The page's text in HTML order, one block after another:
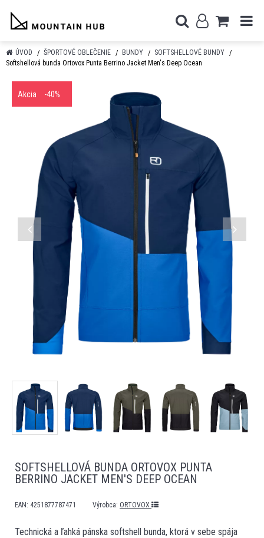
ÚVOD ŠPORTOVÉ OBLEČENIE BUNDY
SOFTSHELLOVÉ BUNDY
Softshellová bunda Ortovox Punta Berrino Jacket Men's Deep Ocean
Akcia -40%
SOFTSHELLOVÁ BUNDA ORTOVOX PUNTA
BERRINO JACKET MEN'S DEEP OCEAN
EAN: 4251877787471 Výrobca: ORTOVOX
Technická a ľahká pánska softshell bunda, ktorá v sebe spája